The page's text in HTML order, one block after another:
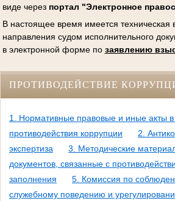
виде через портал "Электронное
В настоящее время имеется техническая
направления судом исполнительного
в электронной форме по заявлению
ПРОТИВОДЕЙСТВИЕ
1. Нормативные правовые и иные акты
противодействия коррупции
2.
экспертиза
3. Методические
документов, связанные с
заполнения
5. Комиссия по
служебному поведению и